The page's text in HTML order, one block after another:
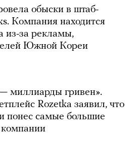
обыски в штаб-
Компания находится
из-за рекламы,
Южной Кореи
миллиарды гривен».
Rozetka заявил, что
понес самые большие
компании